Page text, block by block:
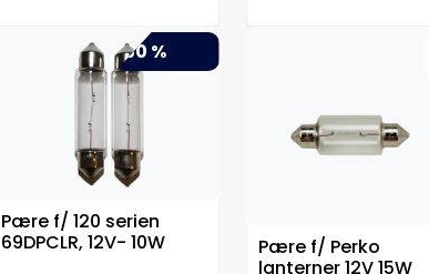
-50 %
Pære f/ 120 serien
69DPCLR, 12V- 10W
Pære f/ Perko
lanterner 12V 15W